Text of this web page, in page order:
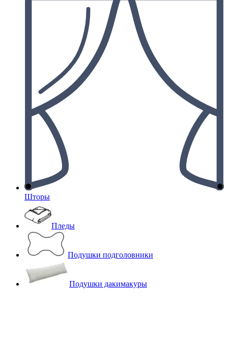
Шторы
Пледы
Подушки подголовники
Подушки дакимакуры